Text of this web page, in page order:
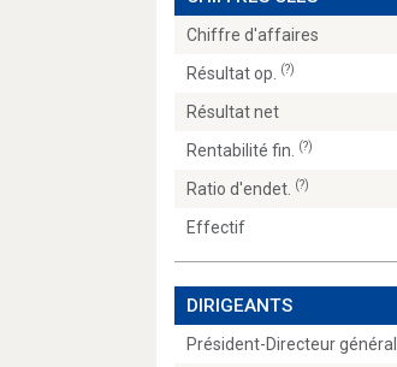
Chiffre d'affaires
Résultat op.
(?)
Résultat net
Rentabilité fin.
(?)
Ratio d'endet. (?)
Effectif
DIRIGEANTS
Président-Directeur général